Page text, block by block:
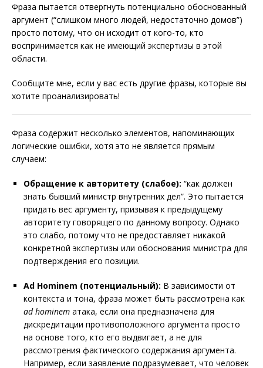
Фраза пытается отвергнуть потенциально обоснованный
аргумент (“слишком много людей, недостаточно домов”)
просто потому, что он исходит от кого-то, кто
воспринимается как не имеющий экспертизы в этой
области.
Сообщите мне, если у вас есть другие фразы, которые вы
хотите проанализировать!
Фраза содержит несколько элементов, напоминающих
логические ошибки, хотя это не является прямым
случаем:
Обращение к авторитету (слабое): “как должен
знать бывший министр внутренних дел”. Это пытается
придать вес аргументу, призывая к предыдущему
авторитету говорящего по данному вопросу. Однако
это слабо, потому что не предоставляет никакой
конкретной экспертизы или обоснования министра для
подтверждения его позиции.
Ad Hominem (потенциальный): В зависимости от
контекста и тона, фраза может быть рассмотрена как
ad hominem атака, если она предназначена для
дискредитации противоположного аргумента просто
на основе того, кто его выдвигает, а не для
рассмотрения фактического содержания аргумента.
Например, если заявление подразумевает, что человек